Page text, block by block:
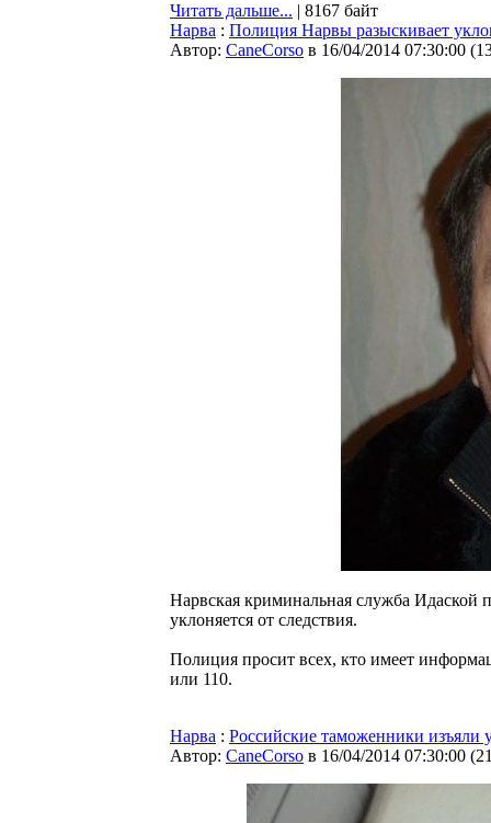
Читать дальше... | 8167 байт
Нарва : Полиция Нарвы разыскивает
Автор: CaneCorso в 16/04/2014 07:30:00 (
Нарвская криминальная служба Идаской
уклоняется от следствия.
Полиция просит всех, кто имеет
или 110.
Нарва : Российские таможенники изъяли
Автор: CaneCorso в 16/04/2014 07:30:00 (